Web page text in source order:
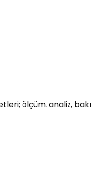
ölçüm, analiz,